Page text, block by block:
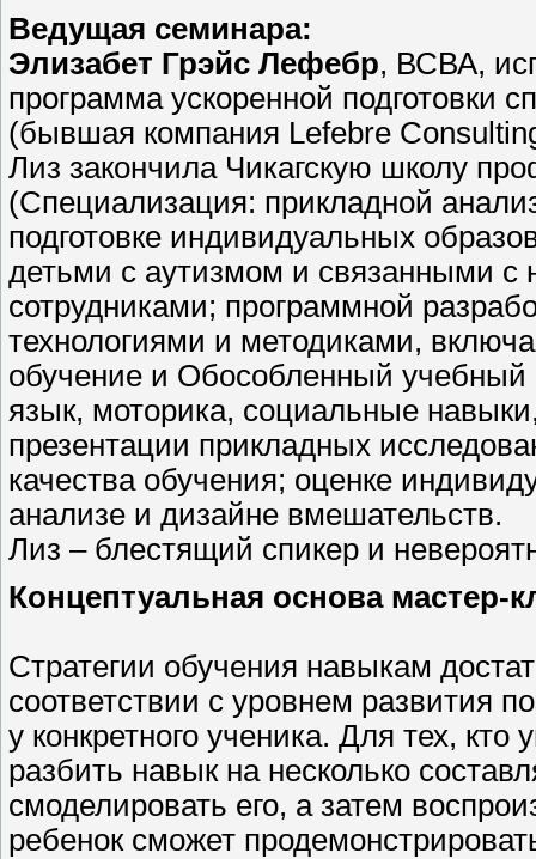
Ведущая семинара:
Элизабет Грэйс Лефебр, ВСВА,
программа ускоренной подготовки
(бывшая компания Lefebre
Лиз закончила Чикагскую школу
(Специализация: прикладной
подготовке индивидуальных
детьми с аутизмом и связанными с
сотрудниками; программной
технологиями и методиками,
обучение и Обособленный учебный
язык, моторика, социальные
презентации прикладных
качества обучения; оценке
анализе и дизайне вмешательств.
Лиз – блестящий спикер и
Концептуальная основа мастер-
Стратегии обучения навыкам
соответствии с уровнем развития
у конкретного ученика. Для тех,
разбить навык на несколько
смоделировать его, а затем
ребенок сможет